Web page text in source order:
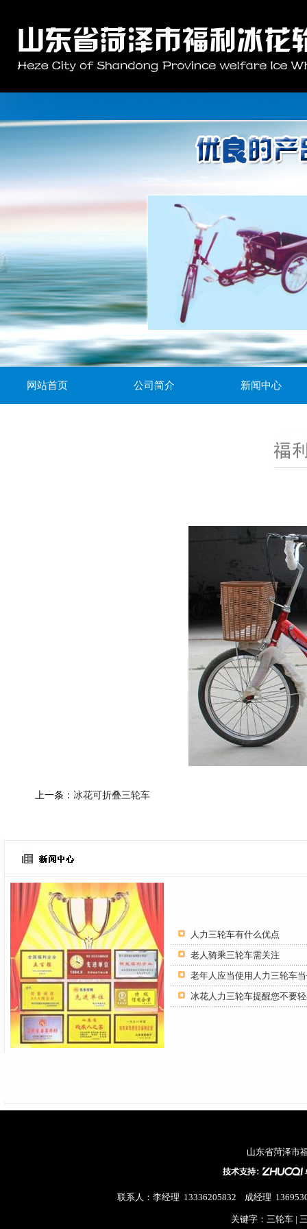
网站首页 公司简介 新闻中心
上一条： 冰花可折叠三轮车
人力三轮车有什么优点
老人骑乘三轮车需关注
老年人应当使用人力三轮车
山东省菏泽市
联系人：李经理 13336205832 成经理
关键字：三轮车 |